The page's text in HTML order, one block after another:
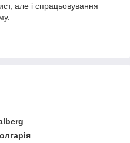
але і спрацьовування